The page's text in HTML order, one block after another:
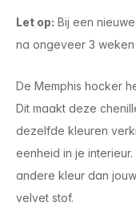
Let op: Bij een
na ongeveer 3
De Memphis hocker
Dit maakt deze
dezelfde kleuren
eenheid in je
andere kleur dan
velvet stof.